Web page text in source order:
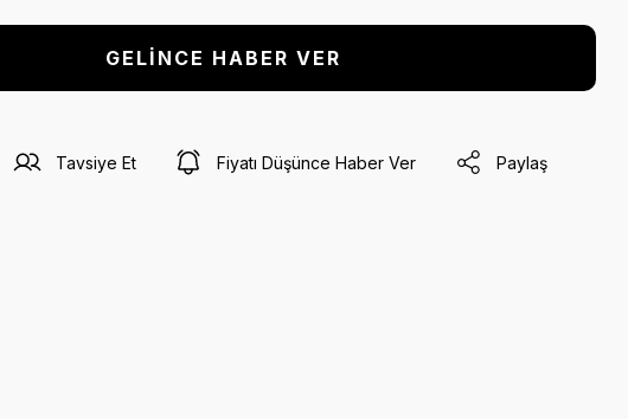
GELİNCE HABER VER
Tavsiye Et Fiyatı Düşünce Haber Ver Paylaş